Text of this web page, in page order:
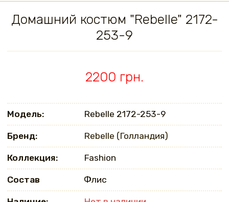
Домашний костюм "Rebelle" 2172-
253-9
2200 грн.
Модель: Rebelle 2172-253-9
Бренд: Rebelle (Голландия)
Коллекция: Fashion
Состав Флис